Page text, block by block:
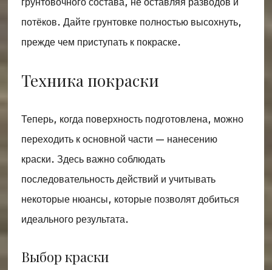
потёков. Дайте грунтовке полностью высохнуть,
прежде чем приступать к покраске.
Техника покраски
Теперь, когда поверхность подготовлена, можно
переходить к основной части — нанесению
краски. Здесь важно соблюдать
последовательность действий и учитывать
некоторые нюансы, которые позволят добиться
идеального результата.
Выбор краски